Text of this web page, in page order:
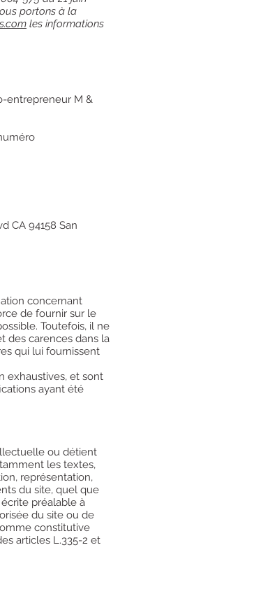
portons à la
les informations
entrepreneur M &
CA 94158 San
concernant
de fournir sur le
Toutefois, il ne
des carences dans la
qui lui fournissent
exhaustives, et sont
ayant été
ou détient
les textes,
représentation,
du site, quel que
préalable à
du site ou de
constitutive
articles L.335-2 et